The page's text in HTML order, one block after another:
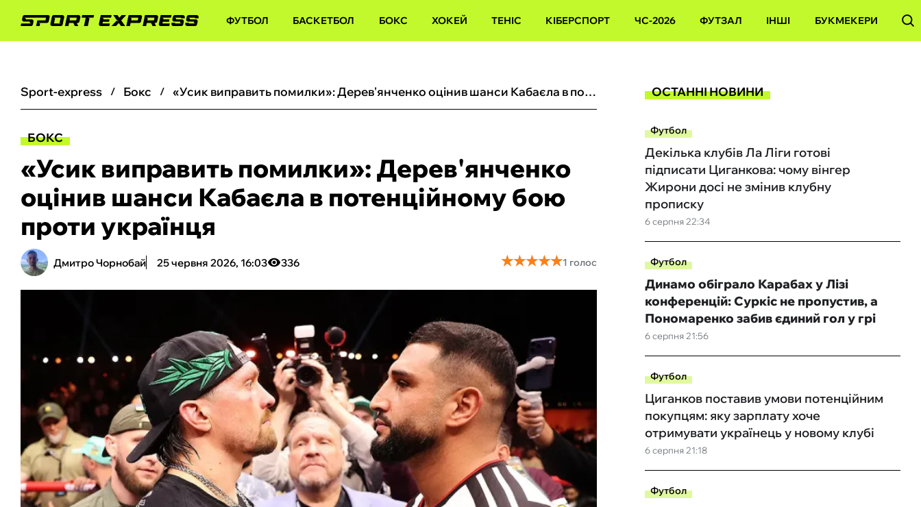
ФУТБОЛ БАСКЕТБОЛ БОКС ХОКЕЙ ТЕНІС КІБЕРСПОРТ ЧС-2026 ФУТЗАЛ ІНШІ БУКМЕКЕРИ
sport-express бокс «Усик виправить помилки»: Дерев'янченко оцінив шанси Кабаєла в потенційному бою проти українця
БОКС
«Усик виправить помилки»: Дерев'янченко
оцінив шанси Кабаєла в потенційному бою
проти українця
Дмитро Чорнобай 25 червня 2026, 16:03 336 ★★★★★
★★★★★1 голос
ОСТАННІ НОВИНИ
Футбол
6 серпня 22:34
Декілька клубів Ла Ліги готові
підписати Циганкова: чому вінгер
Жирони досі не змінив клубну
прописку
Футбол
6 серпня 21:56
Динамо обіграло Карабах у Лізі
конференцій: Суркіс не пропустив, а
Пономаренко забив єдиний гол у грі
Футбол
6 серпня 21:18
Циганков поставив умови потенційним
покупцям: яку зарплату хоче
отримувати українець у новому клубі
Футбол